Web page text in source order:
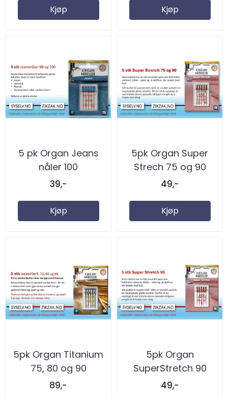
Kjøp Kjøp
5 pk Organ Jeans
nåler 100
39,-
Kjøp
5pk Organ Super
Strech 75 og 90
49,-
Kjøp
5pk Organ Titanium
75, 80 og 90
89,-
5pk Organ
SuperStretch 90
49,-